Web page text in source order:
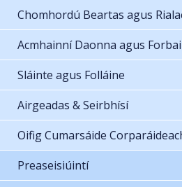
Chomhordú Beartas agus
Acmhainní Daonna agus
Sláinte agus Folláine
Airgeadas & Seirbhísí
Oifig Cumarsáide
Preaseisiúintí